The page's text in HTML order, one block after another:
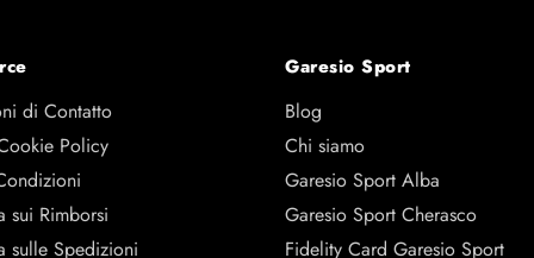
di Contatto
Policy
sui Rimborsi
sulle Spedizioni
Garesio Sport
Blog
Chi siamo
Garesio Sport Alba
Garesio Sport Cherasco
Fidelity Card Garesio Sport